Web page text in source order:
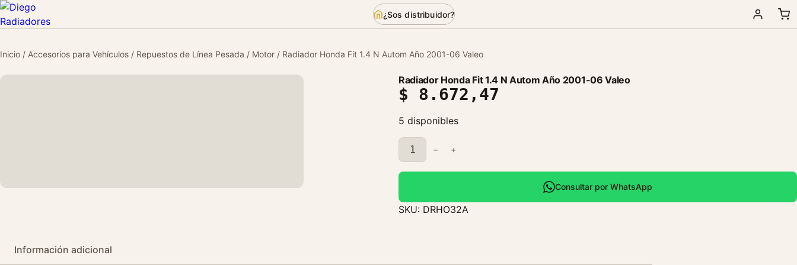
¿Sos distribuidor?
Inicio / Accesorios para Vehículos / Repuestos de Línea Pesada / Motor / Radiador Honda Fit 1.4 N Autom Año 2001-06 Valeo
Radiador Honda Fit 1.4 N Autom Año 2001-06 Valeo
$ 8.672,47
5 disponibles
R
a
d
a
d
− +
Consultar por WhatsApp
SKU: DRHO32A
Información adicional